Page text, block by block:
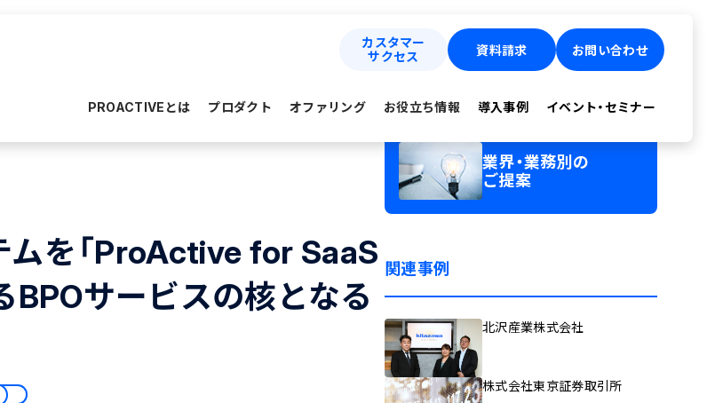
PROACTIVEとは プロダクト オファリング お役立ち情報 導入事例 イベント・セミナー
カスタマー
サクセス
資料請求 お問い合わせ
を「ProActive for SaaS
BPOサービスの核となる
業界・業務別の
ご提案
関連事例
北沢産業株式会社
株式会社東京証券取引所